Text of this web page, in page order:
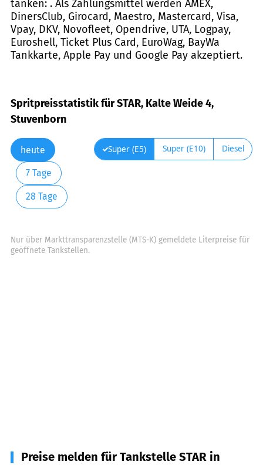
tanken: . Als Zahlungsmittel werden AMEX,
DinersClub, Girocard, Maestro, Mastercard, Visa,
Vpay, DKV, Novofleet, Opendrive, UTA, Logpay,
Euroshell, Ticket Plus Card, EuroWag, BayWa
Tankkarte, Apple Pay und Google Pay akzeptiert.
Spritpreisstatistik für STAR, Kalte Weide 4,
Stuvenborn
heute
7 Tage
28 Tage
Super (E5) Super (E10) Diesel
Nur über Markttransparenzstelle (MTS-K) gemeldete Literpreise für
geöffnete Tankstellen.
Preise melden für Tankstelle STAR in